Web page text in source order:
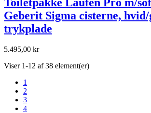
Geberit Sigma cisterne,
trykplade
5.495,00 kr
Viser 1-12 af 38 element(er)
1
2
3
4